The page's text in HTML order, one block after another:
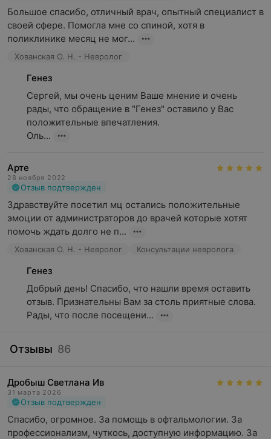
Большое спасибо, отличный врач, опытный специалист в
своей сфере. Помогла мне со спиной, хотя в
поликлинике месяц не мог...
Хованская О. Н. - Невролог
Генез
Сергей, мы очень ценим Ваше мнение и очень
рады, что обращение в "Генез" оставило у Вас
положительные впечатления.
Оль...
Арте
28 ноября 2022
Отзыв подтвержден
Здравствуйте посетил мц остались положительные
эмоции от администраторов до врачей которые хотят
помочь ждать долго не п...
Хованская О. Н. - Невролог Консультации невролога
Генез
Добрый день! Спасибо, что нашли время оставить
отзыв. Признательны Вам за столь приятные слова.
Рады, что после посещени...
Отзывы 86
Дробыш Светлана Ив
31 марта 2026
Отзыв подтвержден
Спасибо, огромное. За помощь в офтальмологии. За
профессионализм, чуткось, доступную информацию. За